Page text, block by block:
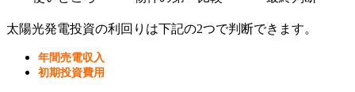
太陽光発電投資の利回りは下記の2つで判断できます。
年間売電収入
初期投資費用